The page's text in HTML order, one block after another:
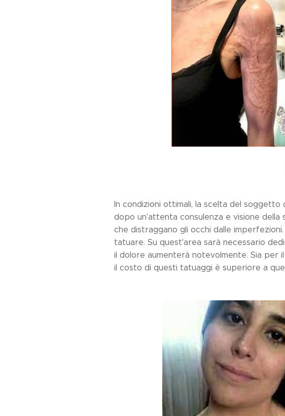
In condizioni ottimali, la scelta del
dopo un'attenta consulenza e visione
che distraggano gli occhi dalle
tatuare. Su quest'area sarà necessario
il dolore aumenterà notevolmente. Sia per
il costo di questi tatuaggi è superiore a